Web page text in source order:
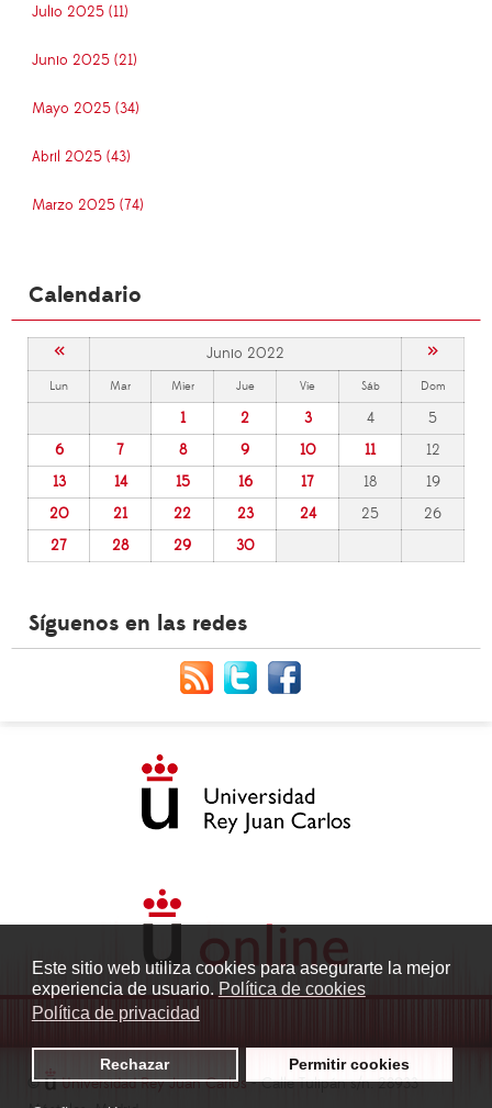
Este sitio web utiliza cookies para asegurarte la mejor
experiencia de usuario. Política de cookies
Política de privacidad
Rechazar Permitir cookies
Julio 2025 (11)
Junio 2025 (21)
Mayo 2025 (34)
Abril 2025 (43)
Marzo 2025 (74)
Calendario
« Junio 2022 »
Lun Mar Mier Jue Vie Sáb Dom
1 2 3 4
5
6
7 8 9 10 11
12
13
14 15 16 17 18
19
20
21 22 23 24 25
26
27
28 29 30
Síguenos en las redes
© Universidad Rey Juan Carlos- Calle Tulipán s/n. 28933